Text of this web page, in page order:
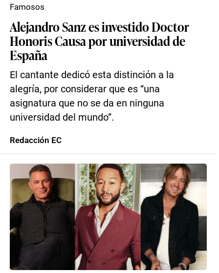
Alejandro Sanz es investido Doctor
Honoris Causa por universidad de
España
El cantante dedicó esta distinción a la
alegría, por considerar que es “una
asignatura que no se da en ninguna
universidad del mundo”.
Famosos
Redacción EC